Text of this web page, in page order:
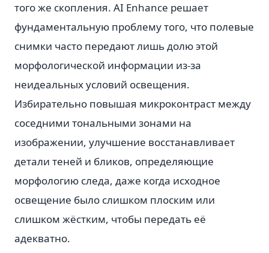
того же скопления. AI Enhance решает
фундаментальную проблему того, что полевые
снимки часто передают лишь долю этой
морфологической информации из-за
неидеальных условий освещения.
Избирательно повышая микроконтраст между
соседними тональными зонами на
изображении, улучшение восстанавливает
детали теней и бликов, определяющие
морфологию следа, даже когда исходное
освещение было слишком плоским или
слишком жёстким, чтобы передать её
адекватно.